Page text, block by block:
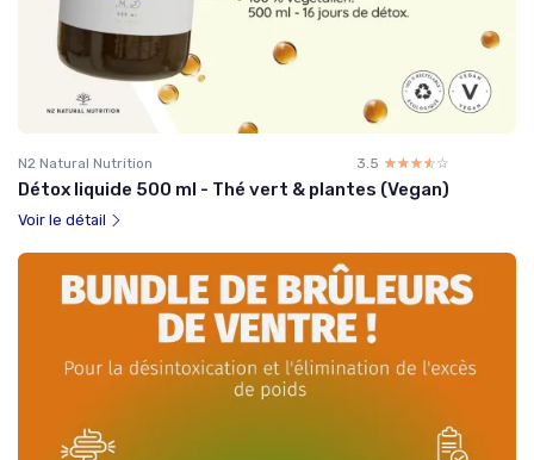
N2 Natural Nutrition 3.5 ☆☆☆☆☆
★★★★★
Détox liquide 500 ml - Thé vert & plantes (Vegan)
Voir le détail